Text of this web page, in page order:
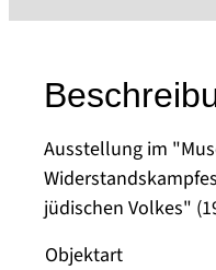
Ausstellung im
jüdischen Volkes"
Objektart